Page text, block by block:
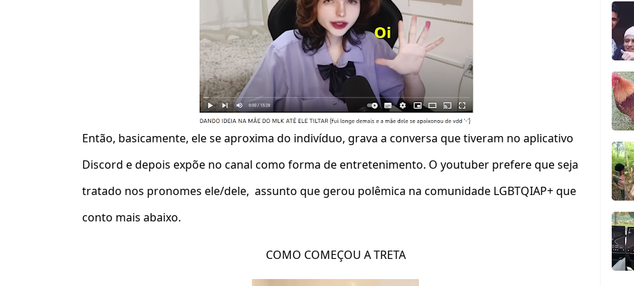
Então, basicamente, ele se aproxima do indivíduo, grava a conversa que tiveram no aplicativo
Discord e depois expõe no canal como forma de entretenimento. O youtuber prefere que seja
tratado nos pronomes ele/dele, assunto que gerou polêmica na comunidade LGBTQIAP+ que
conto mais abaixo.
COMO COMEÇOU A TRETA